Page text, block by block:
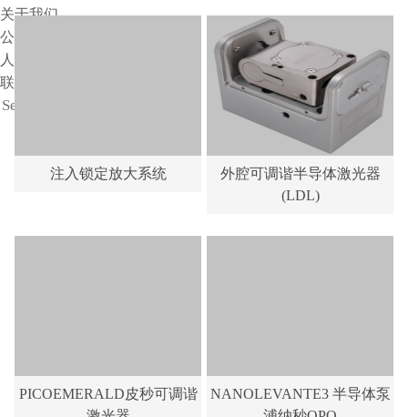
关于我们
公司介绍
人才招聘
联系我们
注入锁定放大系统
外腔可调谐半导体激光器
(LDL)
PICOEMERALD皮秒可调谐
NANOLEVANTE3 半导体泵